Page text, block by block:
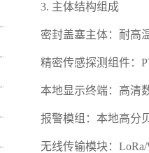
3. 主体结构组成
密封盖塞主体：耐高
精密传感探测组件：
本地显示终端：高清
报警模组：本地高分
无线传输模块：